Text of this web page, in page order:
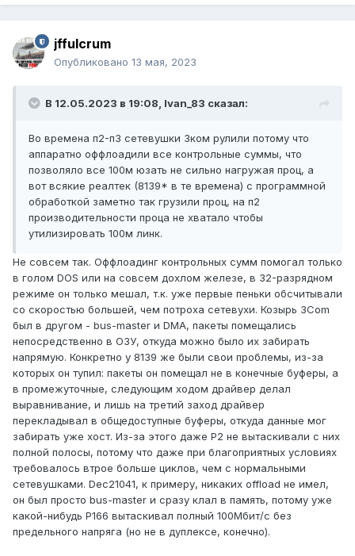
jffulcrum
Опубликовано 13 мая, 2023
В 12.05.2023 в 19:08, Ivan_83 сказал:
Во времена п2-п3 сетевушки 3ком рулили потому что
аппаратно оффлоадили все контрольные суммы, что
позволяло все 100м юзать не сильно нагружая проц, а
вот всякие реалтек (8139* в те времена) с программной
обработкой заметно так грузили проц, на п2
производительности проца не хватало чтобы
утилизировать 100м линк.
Не совсем так. Оффлоадинг контрольных сумм помогал только
в голом DOS или на совсем дохлом железе, в 32-разрядном
режиме он только мешал, т.к. уже первые пеньки обсчитывали
со скоростью большей, чем потроха сетевухи. Козырь 3Com
был в другом - bus-master и DMA, пакеты помещались
непосредственно в ОЗУ, откуда можно было их забирать
напрямую. Конкретно у 8139 же были свои проблемы, из-за
которых он тупил: пакеты он помещал не в конечные буферы, а
в промежуточные, следующим ходом драйвер делал
выравнивание, и лишь на третий заход драйвер
перекладывал в общедоступные буферы, откуда данные мог
забирать уже хост. Из-за этого даже P2 не вытаскивали с них
полной полосы, потому что даже при благоприятных условиях
требовалось втрое больше циклов, чем с нормальными
сетевушками. Dec21041, к примеру, никаких offload не имел,
он был просто bus-master и сразу клал в память, потому уже
какой-нибудь P166 вытаскивал полный 100Мбит/с без
предельного напряга (но не в дуплексе, конечно).